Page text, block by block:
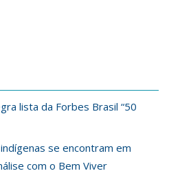
lista da Forbes Brasil “50
se encontram em
com o Bem Viver